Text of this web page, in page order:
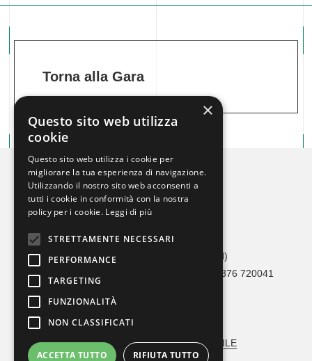
Torna alla Gara
Crono Car Service
Via Adami, 36 46041 Asola (MN)
Tel 0376 1693273 / 342 1626490 – Fax 0376 720041
Codice Fiscale: 90026560202
MODELLO ORGANIZZATIVO
VERBALE NOMINA RESPONSABILE
×
Questo sito web utilizza
cookie
Questo sito web utilizza i cookie per
migliorare la tua esperienza di navigazione.
Utilizzando il nostro sito web acconsenti a
tutti i cookie in conformità con la nostra
policy per i cookie. Leggi di più
STRETTAMENTE NECESSARI
PERFORMANCE
TARGETING
FUNZIONALITÀ
NON CLASSIFICATI
ACCETTA TUTTO RIFIUTA TUTTO